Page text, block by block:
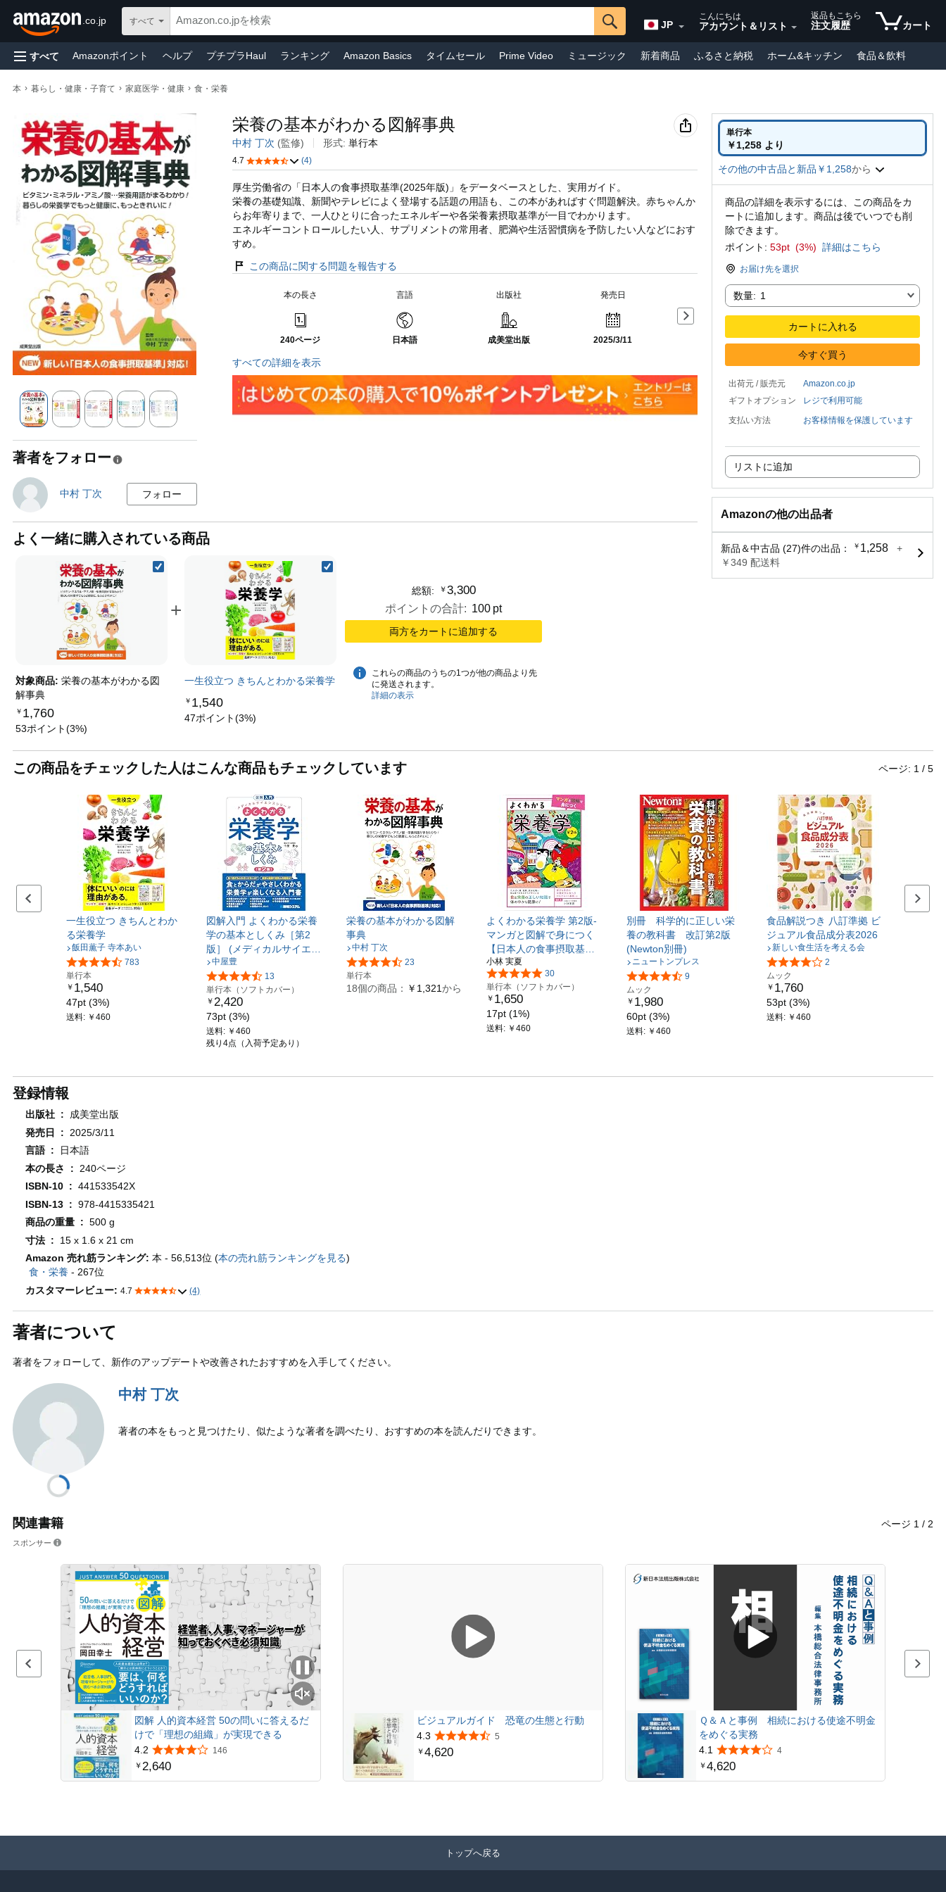
.co.jp すべて JP
こんにちは
アカウント＆リスト
返品もこちら
注文履歴 カート
すべて Amazonポイント ヘルプ プチプラHaul ランキング Amazon Basics タイムセール Prime Video ミュージック 新着商品 ふるさと納税 ホーム&キッチン 食品＆飲料
Kindle本 パソコン・周辺機器 ギフトカード
本 › 暮らし・健康・子育て › 家庭医学・健康 › 食・栄養
単行本
￥1,258 より
その他の中古品と新品￥1,258から
商品の詳細を表示するには、この商品をカ
ートに追加します。商品は後でいつでも削
除できます。
ポイント: 53pt (3%) 詳細はこちら
お届け先を選択
数量:
数量: 1
カートに入れる
今すぐ買う
出荷元 / 販売元
Amazon.co.jp
ギフトオプション
レジで利用可能
支払い方法
お客様情報を保護しています
リストに追加
Amazonの他の出品者
新品＆中古品 (27)件の出品： ￥ 1,258
+
￥349 配送料
著者をフォロー
中村 丁次 フォロー
栄養の基本がわかる図解事典
中村 丁次 (監修) 形式:単行本
4.7 (4)
厚生労働省の「日本人の食事摂取基準(2025年版)」をデータベースとした、実用ガイド。
栄養の基礎知識、新聞やテレビによく登場する話題の用語も、この本があればすぐ問題解決。赤ちゃんか
らお年寄りまで、一人ひとりに合ったエネルギーや各栄養素摂取基準が一目でわかります。
エネルギーコントロールしたい人、サプリメントの常用者、肥満や生活習慣病を予防したい人などにおす
すめ。
この商品に関する問題を報告する
本の長さ
240ページ
言語
日本語
出版社
成美堂出版
発売日
2025/3/11
商品の詳細の次のスライド
すべての詳細を表示
よく一緒に購入されている商品
対象商品:栄養の基本がわかる図
解事典
￥ 1,760
53ポイント(3%)
+
一生役立つ きちんとわかる栄養学
￥ 1,540
47ポイント(3%)
総額: ￥3,300
ポイントの合計: 100 pt
両方をカートに追加する
これらの商品のうちの1つが他の商品より先
に発送されます。
詳細の表示
この商品をチェックした人はこんな商品もチェックしています ページ: 1 / 5
前のスライドセット
一生役立つ きちんとわか
る栄養学
飯田薫子 寺本あい
783
単行本
￥ 1,540
47pt (3%)
送料: ￥460
図解入門 よくわかる栄養
学の基本としくみ［第2
版］ (メディカルサイエン
スシリーズ)
中屋豊
13
単行本（ソフトカバー）
￥2,420
73pt (3%)
送料: ￥460
残り4点（入荷予定あり）
栄養の基本がわかる図解
事典
中村 丁次
23
単行本
18個の商品： ￥1,321から
よくわかる栄養学 第2版-
マンガと図解で身につく
【日本人の食事摂取基準
2025年版対応】
小林 実夏
30
単行本（ソフトカバー）
￥ 1,650
17pt (1%)
送料: ￥460
別冊 科学的に正しい栄
養の教科書 改訂第2版
(Newton別冊)
ニュートンプレス
9
ムック
￥ 1,980
60pt (3%)
送料: ￥460
食品解説つき 八訂準拠 ビ
ジュアル食品成分表2026
新しい食生活を考える会
2
ムック
￥ 1,760
53pt (3%)
送料: ￥460
次の
登録情報
出版社 ‏ : ‎ 成美堂出版
発売日 ‏ : ‎ 2025/3/11
言語 ‏ : ‎
日本語
本の長さ ‏ : ‎ 240ページ
ISBN-10 ‏ : ‎ 441533542X
ISBN-13 ‏ : ‎ 978-4415335421
商品の重量 ‏ : ‎ 500 g
寸法 ‏ : ‎ 15 x 1.6 x 21 cm
Amazon 売れ筋ランキング: 本 - 56,513位 (本の売れ筋ランキングを見る)
食・栄養 - 267位
カスタマーレビュー: 4.7 (4)
著者について
著者をフォローして、新作のアップデートや改善されたおすすめを入手してください。
中村 丁次
著者の本をもっと見つけたり、似たような著者を調べたり、おすすめの本を読んだりできます。
関連書籍 ページ 1 / 2
スポンサー
Previous page
図解 人的資本経営 50の問いに答えるだ
けで「理想の組織」が実現できる
4.2
146
￥ 2,640
ビジュアルガイド 恐竜の生態と行動
4.3
5
￥4,620
Ｑ＆Ａと事例 相続における使途不明金
をめぐる実務
4.1
4
￥4,620
Next
トップへ戻る